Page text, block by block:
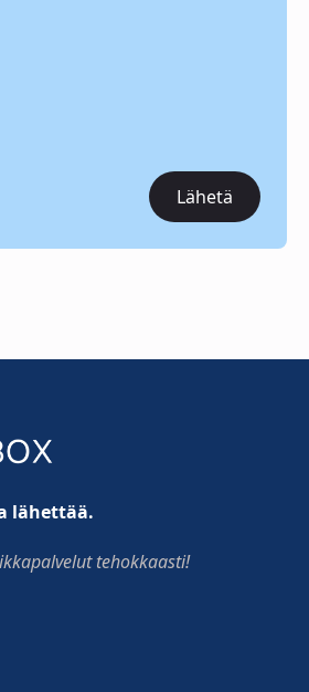
Lähetä
lähettää.
tehokkaasti!